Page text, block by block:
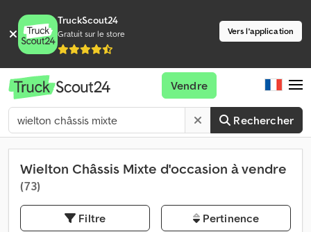
TruckScout24
Gratuit sur le store Vers l'application
Rechercher
Vendre
Wielton Châssis Mixte d'occasion à vendre
(73)
Filtre Pertinence